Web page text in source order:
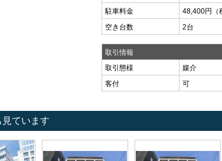
駐車料金
48,400円（
空き台数
2台
取引情報
取引態様
媒介
客付
可
ています